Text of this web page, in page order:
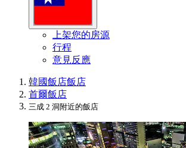
上架您的房源
行程
意見反應
韓國飯店飯店
首爾飯店
三成 2 洞附近的飯店